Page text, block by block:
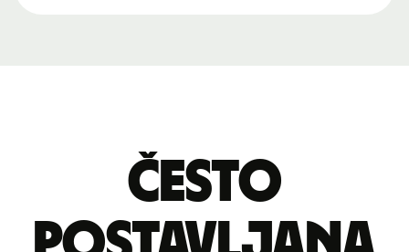
Često